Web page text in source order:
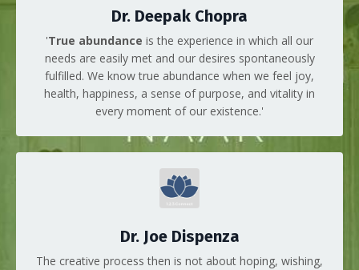
Dr. Deepak Chopra
'True abundance is the experience in which all our
needs are easily met and our desires spontaneously
fulfilled. We know true abundance when we feel joy,
health, happiness, a sense of purpose, and vitality in
every moment of our existence.'
Dr. Joe Dispenza
The creative process then is not about hoping, wishing,